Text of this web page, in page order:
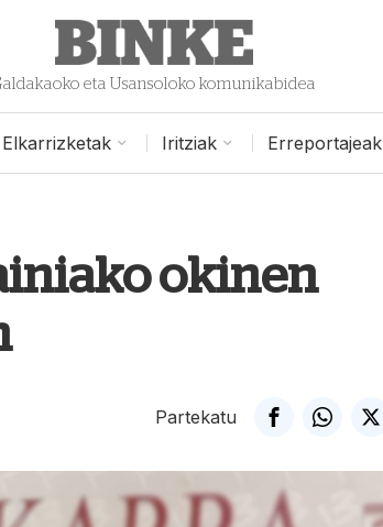
eta Usansoloko komunikabidea
Elkarrizketak Iritziak Erreportajeak
okinen
Partekatu